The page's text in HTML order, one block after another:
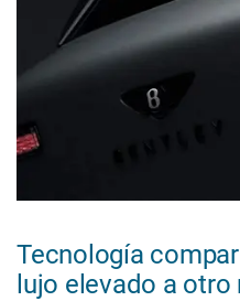
Tecnología
lujo elevado a otro